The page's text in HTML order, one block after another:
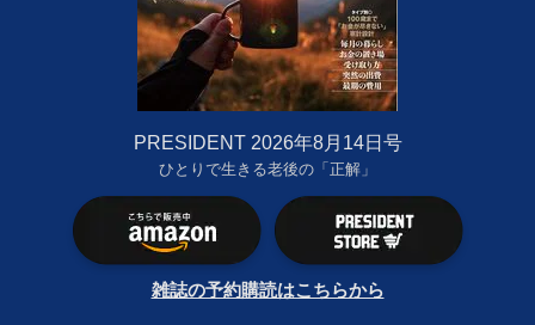
PRESIDENT 2026年8月14日号
ひとりで生きる老後の「正解」
雑誌の予約購読はこちらから